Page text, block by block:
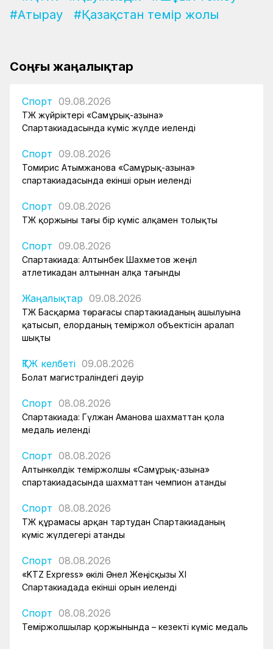
#Атырау
#Қазақстан темір жолы
Соңғы жаңалықтар
Спорт 09.08.2026
ҚТЖ жүйріктері «Самұрық-Қазына»
Спартакиадасында күміс жүлде иеленді
Спорт 09.08.2026
Томирис Атымжанова «Самұрық-Қазына»
спартакиадасында екінші орын иеленді
Спорт 09.08.2026
ҚТЖ қоржыны тағы бір күміс алқамен толықты
Спорт 09.08.2026
Спартакиада: Алтынбек Шахметов жеңіл
атлетикадан алтыннан алқа тағынды
Жаңалықтар 09.08.2026
ҚТЖ Басқарма төрағасы спартакиаданың ашылуына
қатысып, елорданың теміржол объектісін аралап
шықты
ҚТЖ келбеті 09.08.2026
Болат магистраліндегі дәуір
Спорт 08.08.2026
Спартакиада: Гүлжан Аманова шахматтан қола
медаль иеленді
Спорт 08.08.2026
Алтынкөлдік теміржолшы «Самұрық-Қазына»
спартакиадасында шахматтан чемпион атанды
Спорт 08.08.2026
ҚТЖ құрамасы арқан тартудан Спартакиаданың
күміс жүлдегері атанды
Спорт 08.08.2026
«KTZ Express» өкілі Әнел Жеңісқызы XI
Спартакиадада екінші орын иеленді
Спорт 08.08.2026
Теміржолшылар қоржынында – кезекті күміс медаль